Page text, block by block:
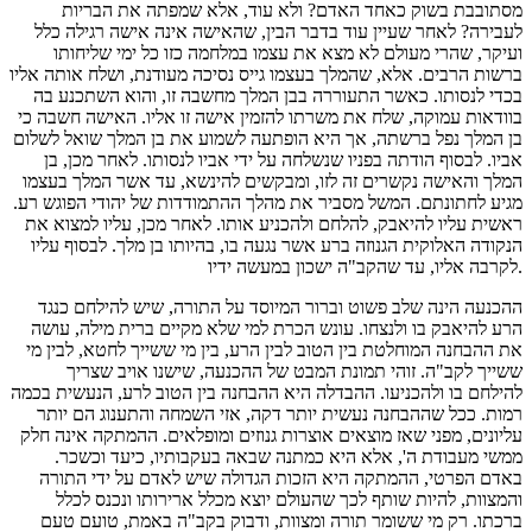
מסתובבת בשוק כאחד האדם? ולא עוד, אלא שמפתה את הבריות
לעבירה? לאחר שעיין עוד בדבר הבין, שהאישה אינה אישה רגילה כלל
ועיקר, שהרי מעולם לא מצא את עצמו במלחמה כזו כל ימי שליחותו
ברשות הרבים. אלא, שהמלך בעצמו גייס נסיכה מעודנת, ושלח אותה אליו
בכדי לנסותו. כאשר התעוררה בבן המלך מחשבה זו, והוא השתכנע בה
בוודאות עמוקה, שלח את משרתו להזמין אישה זו אליו. האישה חשבה כי
בן המלך נפל ברשתה, אך היא הופתעה לשמוע את בן המלך שואל לשלום
אביו. לבסוף הודתה בפניו שנשלחה על ידי אביו לנסותו. לאחר מכן, בן
המלך והאישה נקשרים זה לזו, ומבקשים להינשא, עד אשר המלך בעצמו
מגיע לחתונתם. המשל מסביר את מהלך ההתמודדות של יהודי הפוגש רע.
ראשית עליו להיאבק, להלחם ולהכניע אותו. לאחר מכן, עליו למצוא את
הנקודה האלוקית הגנוזה ברע אשר נגעה בו, בהיותו בן מלך. לבסוף עליו
לקרבה אליו, עד שהקב"ה ישכון במעשה ידיו.
ההכנעה הינה שלב פשוט וברור המיוסד על התורה, שיש להילחם כנגד
הרע להיאבק בו ולנצחו. עונש הכרת למי שלא מקיים ברית מילה, עושה
את ההבחנה המוחלטת בין הטוב לבין הרע, בין מי ששייך לחטא, לבין מי
ששייך לקב"ה. זוהי תמונת המבט של ההכנעה, שישנו אויב שצריך
להילחם בו ולהכניעו. ההבדלה היא ההבחנה בין הטוב לרע, הנעשית בכמה
רמות. ככל שההבחנה נעשית יותר דקה, אזי השמחה והתענוג הם יותר
עליונים, מפני שאז מוצאים אוצרות גנוזים ומופלאים. ההמתקה אינה חלק
ממשי מעבודת ה', אלא היא כמתנה שבאה בעקבותיו, כיעד וכשכר.
באדם הפרטי, ההמתקה היא הזכות הגדולה שיש לאדם על ידי התורה
והמצוות, להיות שותף לכך שהעולם יוצא מכלל ארירותו ונכנס לכלל
ברכתו. רק מי ששומר תורה ומצוות, ודבוק בקב"ה באמת, טועם טעם